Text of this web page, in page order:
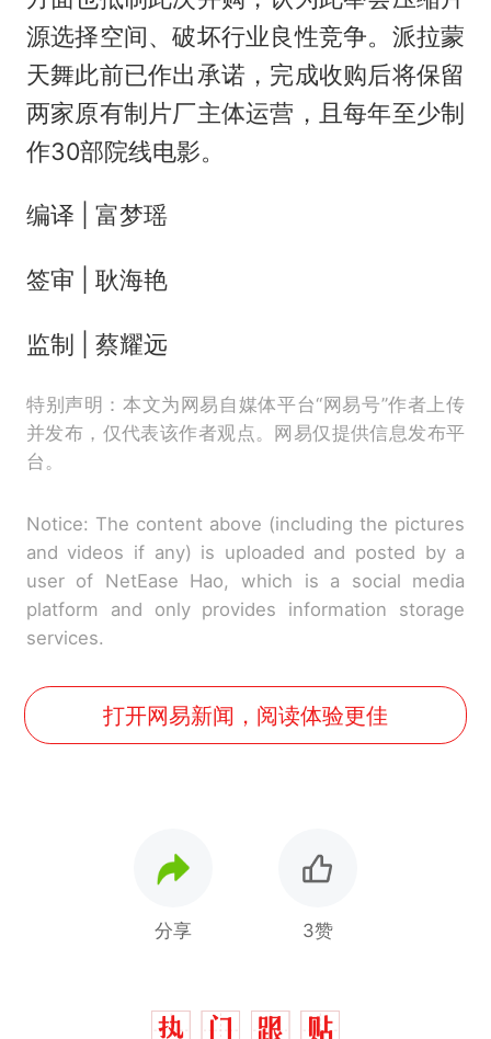
源选择空间、破坏行业良性竞争。派拉蒙
天舞此前已作出承诺，完成收购后将保留
两家原有制片厂主体运营，且每年至少制
作30部院线电影。
编译 | 富梦瑶
签审 | 耿海艳
监制 | 蔡耀远
特别声明：本文为网易自媒体平台“网易号”作者上传
并发布，仅代表该作者观点。网易仅提供信息发布平
台。
Notice: The content above (including the pictures
and videos if any) is uploaded and posted by a
user of NetEase Hao, which is a social media
platform and only provides information storage
services.
打开网易新闻，阅读体验更佳
分享 3赞